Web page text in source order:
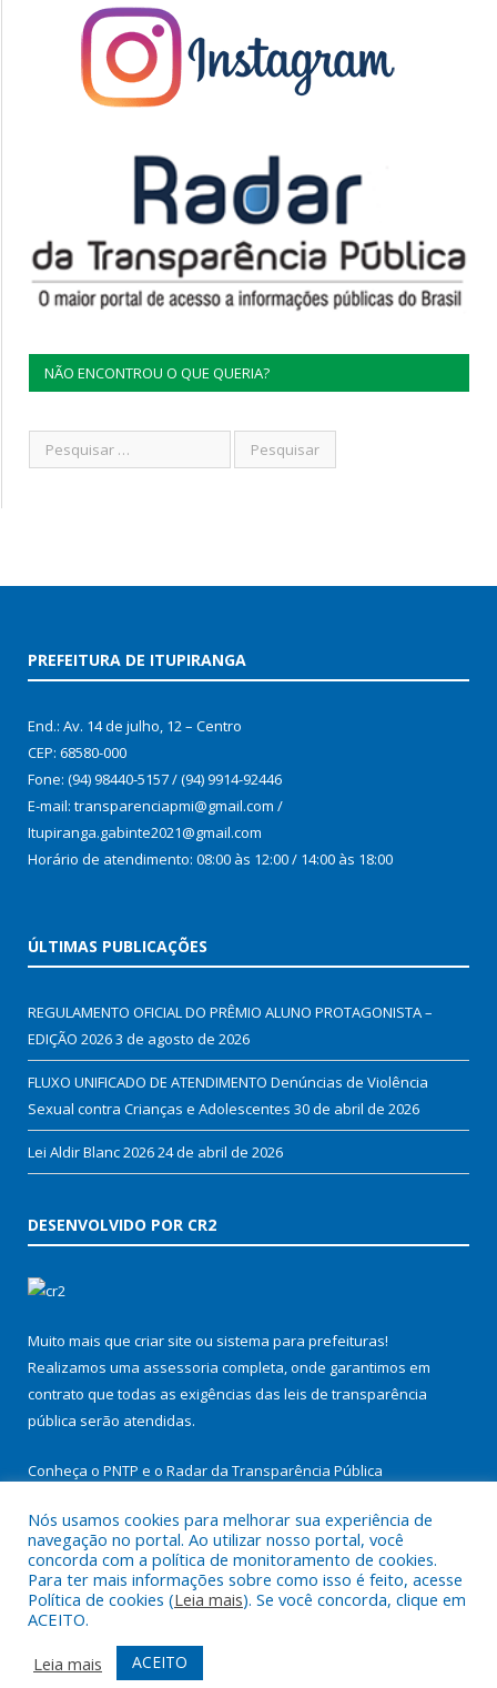
NÃO ENCONTROU O QUE QUERIA?
PREFEITURA DE ITUPIRANGA
End.: Av. 14 de julho, 12 – Centro
CEP: 68580-000
Fone: (94) 98440-5157 / (94) 9914-92446
E-mail: transparenciapmi@gmail.com /
Itupiranga.gabinte2021@gmail.com
Horário de atendimento: 08:00 às 12:00 / 14:00 às 18:00
ÚLTIMAS PUBLICAÇÕES
REGULAMENTO OFICIAL DO PRÊMIO ALUNO PROTAGONISTA –
EDIÇÃO 20263 de agosto de 2026
FLUXO UNIFICADO DE ATENDIMENTO Denúncias de Violência
Sexual contra Crianças e Adolescentes 30 de abril de 2026
Lei Aldir Blanc 202624 de abril de 2026
DESENVOLVIDO POR CR2
Muito mais que criar site ou sistema para prefeituras!
Realizamos uma assessoria completa, onde garantimos em
contrato que todas as exigências das leis de transparência
pública serão atendidas.
Conheça o PNTP e o Radar da Transparência Pública
Todos os direitos reservados a Prefeitura Municipal de
Itupiranga.
Mapa do Site
Acessar Área Administrativa
Acessar Webmail
Nós usamos cookies para melhorar sua experiência de
navegação no portal. Ao utilizar nosso portal, você
concorda com a política de monitoramento de cookies.
Para ter mais informações sobre como isso é feito, acesse
Política de cookies (Leia mais). Se você concorda, clique em
ACEITO.
Leia mais
ACEITO